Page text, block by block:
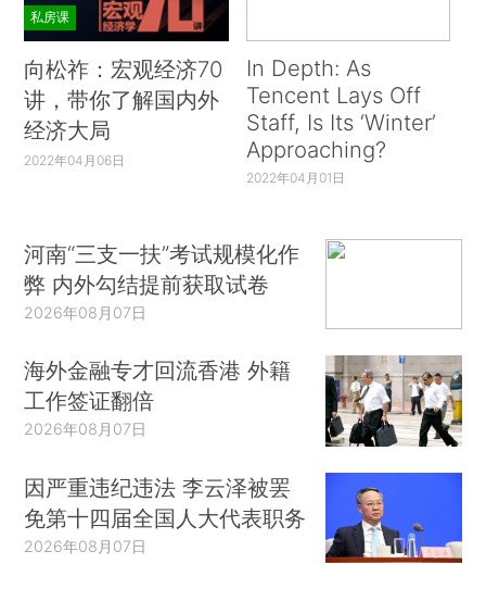
私房课
向松祚：宏观经济70
讲，带你了解国内外
经济大局
2022年04月06日
In Depth: As
Tencent Lays Off
Staff, Is Its ‘Winter’
Approaching?
2022年04月01日
河南“三支一扶”考试规模化作
弊 内外勾结提前获取试卷
2026年08月07日
海外金融专才回流香港 外籍
工作签证翻倍
2026年08月07日
因严重违纪违法 李云泽被罢
免第十四届全国人大代表职务
2026年08月07日